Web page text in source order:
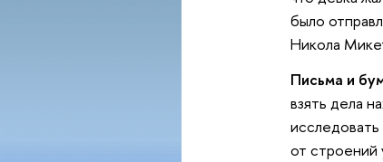
было
Никола
Письма и
взять дела
от строений